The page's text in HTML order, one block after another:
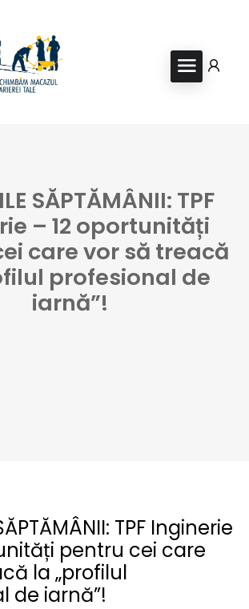
SĂPTĂMÂNII: TPF
– 12 oportunități
care vor să treacă
profesional de
iarnă”!
TPF Inginerie
pentru cei care
la „profilul
de iarnă”!